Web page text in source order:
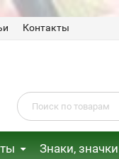
Контакты
Знаки, значки